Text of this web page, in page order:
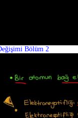
Bölüm 2